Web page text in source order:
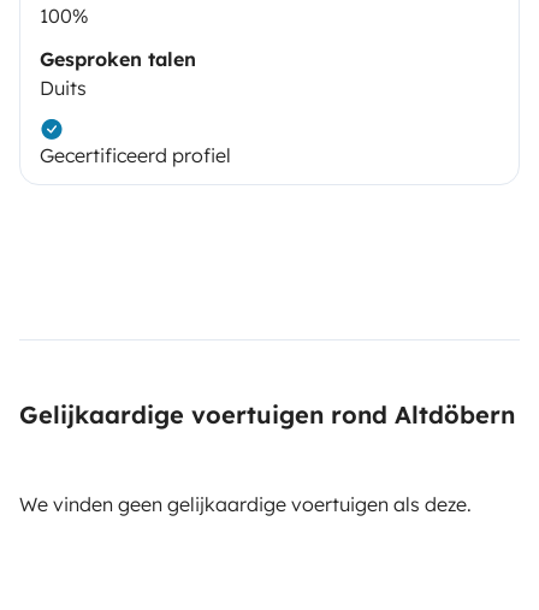
100%
Gesproken talen
Duits
Gecertificeerd profiel
Gelijkaardige voertuigen rond Altdöbern
We vinden geen gelijkaardige voertuigen als deze.